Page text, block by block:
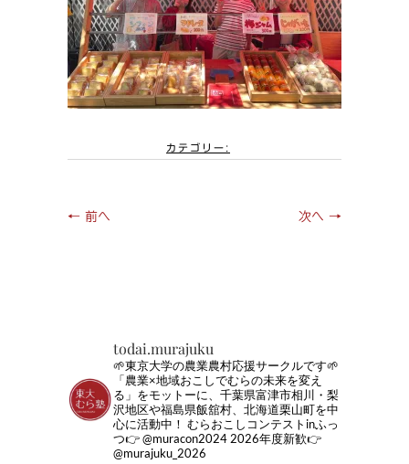
カテゴリー:
← 前へ 次へ →
todai.murajuku
🌱東京大学の農業農村応援サークルです🌱
「農業×地域おこしでむらの未来を変え
る」をモットーに、千葉県富津市相川・梨
沢地区や福島県飯舘村、北海道栗山町を中
心に活動中！ むらおこしコンテストinふっ
つ👉 @muracon2024 2026年度新歓👉
@murajuku_2026